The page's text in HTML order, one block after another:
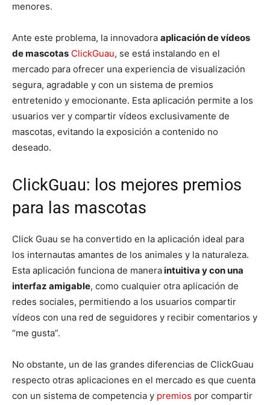
menores.
Ante este problema, la innovadora aplicación de vídeos
de mascotas ClickGuau, se está instalando en el
mercado para ofrecer una experiencia de visualización
segura, agradable y con un sistema de premios
entretenido y emocionante. Esta aplicación permite a los
usuarios ver y compartir vídeos exclusivamente de
mascotas, evitando la exposición a contenido no
deseado.
ClickGuau: los mejores premios
para las mascotas
Click Guau se ha convertido en la aplicación ideal para
los internautas amantes de los animales y la naturaleza.
Esta aplicación funciona de maneraintuitiva y con una
interfaz amigable, como cualquier otra aplicación de
redes sociales, permitiendo a los usuarios compartir
vídeos con una red de seguidores y recibir comentarios y
“me gusta”.
No obstante, un de las grandes diferencias de ClickGuau
respecto otras aplicaciones en el mercado es que cuenta
con un sistema de competencia y premios por compartir